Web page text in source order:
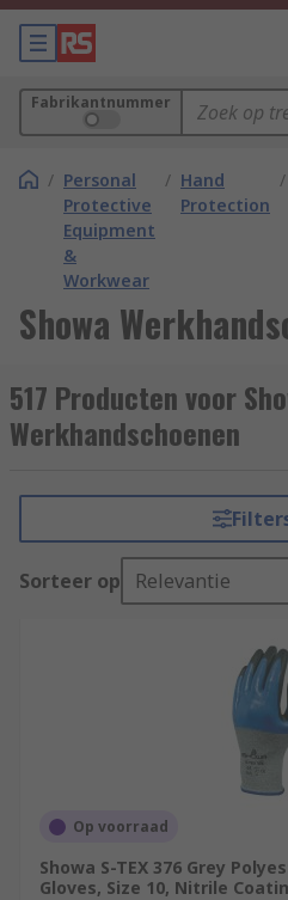
Fabrikantnummer
/ Personal
Protective
Equipment
&
Workwear
/ Hand
Protection
/
Showa
517 Producten voor
Werkhandschoenen
Sorteer op Relevantie
Op voorraad
Showa S-TEX 376 Grey
Gloves, Size 10, Nitrile